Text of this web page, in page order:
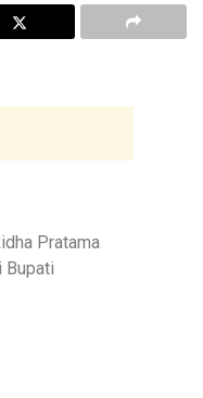
Pratama
Bupati